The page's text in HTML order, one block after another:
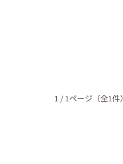
1 / 1ページ （全1件）